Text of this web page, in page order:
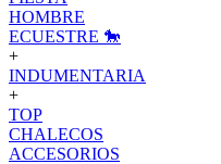
HOMBRE
ECUESTRE 🐎
+
INDUMENTARIA
+
TOP
CHALECOS
ACCESORIOS